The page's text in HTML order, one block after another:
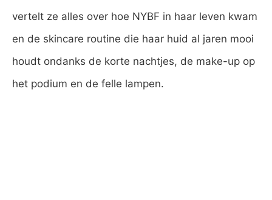
vertelt ze alles over hoe NYBF in haar leven kwam
en de skincare routine die haar huid al jaren mooi
houdt ondanks de korte nachtjes, de make-up op
het podium en de felle lampen.